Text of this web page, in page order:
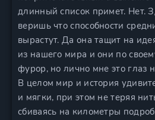
длинный список примет. Нет.
веришь что способности
вырастут. Да она тащит на
из нашего мира и они по
фурор, но лично мне это глаз
В целом мир и история
и мягки, при этом не теряя
сбиваясь на километры